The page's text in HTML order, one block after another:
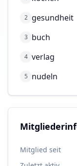
2 gesundheit
3 buch
4 verlag
5 nudeln
Mitglied seit